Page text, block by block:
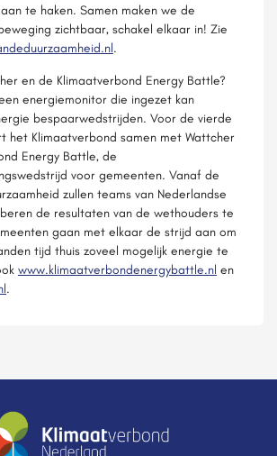
te haken. Samen maken we de
zichtbaar, schakel elkaar in! Zie
.
en de Klimaatverbond Energy Battle?
energiemonitor die ingezet kan
bespaarwedstrijden. Voor de vierde
het Klimaatverbond samen met Wattcher
Energy Battle, de
voor gemeenten. Vanaf de
zullen teams van Nederlandse
de resultaten van de wethouders te
gaan met elkaar de strijd aan om
tijd thuis zoveel mogelijk energie te
www.klimaatverbondenergybattle.nl en
.